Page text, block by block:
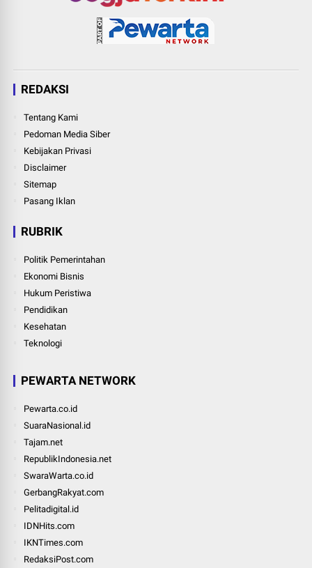
REDAKSI
Tentang Kami
Pedoman Media Siber
Kebijakan Privasi
Disclaimer
Sitemap
Pasang Iklan
RUBRIK
Politik Pemerintahan
Ekonomi Bisnis
Hukum Peristiwa
Pendidikan
Kesehatan
Teknologi
PEWARTA NETWORK
Pewarta.co.id
SuaraNasional.id
Tajam.net
RepublikIndonesia.net
SwaraWarta.co.id
GerbangRakyat.com
Pelitadigital.id
IDNHits.com
IKNTimes.com
RedaksiPost.com